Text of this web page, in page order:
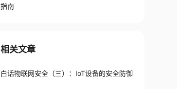
指南
相关文章
白话物联网安全（三）：IoT设备的安全防御